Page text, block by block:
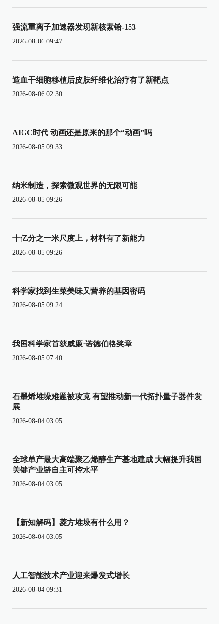
强流重离子加速器发现新核素铪-153
2026-08-06 09:47
造血干细胞移植后皮肤纤维化治疗有了新靶点
2026-08-06 02:30
AIGC时代 动画还是原来的那个“动画”吗
2026-08-05 09:33
纳米制造，探索微观世界的无限可能
2026-08-05 09:26
十亿分之一米尺度上，材料有了新能力
2026-08-05 09:26
科学家找到生菜美味又营养的基因密码
2026-08-05 09:24
我国科学家首获威廉·诺德伯格奖章
2026-08-05 07:40
石墨烯堆垛难题被攻克 有望推动新一代拓扑量子器件发
展
2026-08-04 03:05
全球单产最大高端聚乙烯醇生产基地建成 大幅提升我国
关键产业链自主可控水平
2026-08-04 03:05
【新知解码】菱方堆垛有什么用？
2026-08-04 03:05
人工智能技术产业迎来爆发式增长
2026-08-04 09:31